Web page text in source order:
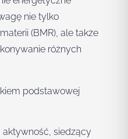
nie tylko
(BMR), ale także
różnych
podstawowej
aktywność, siedzący